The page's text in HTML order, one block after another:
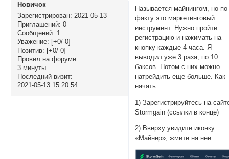
Новичок
Зарегистрирован: 2021-05-13
Приглашений: 0
Сообщений: 1
Уважение: [+0/-0]
Позитив: [+0/-0]
Провел на форуме:
3 минуты
Последний визит:
2021-05-13 15:20:54
Называется майнингом, но по
факту это маркетинговый
инструмент. Нужно пройти
регистрацию и нажимать на
кнопку каждые 4 часа. Я
выводил уже 3 раза, по 10
баксов. Потом с них можно
натрейдить еще больше. Как
начать:
1) Зарегистрируйтесь на
Stormgain (ссылки в конце)
2) Вверху увидите иконку
«Майнер», жмите на нее.